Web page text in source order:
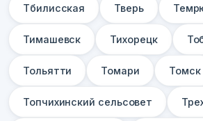
Тбилисская Тверь
Тимашевск Тихорецк
Тольятти Томари Томск
Топчихинский сельсовет